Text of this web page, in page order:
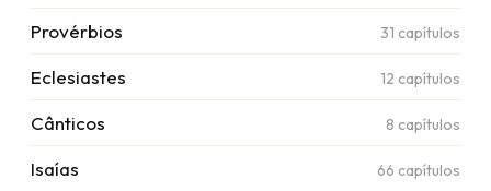
Provérbios 31 capítulos
Eclesiastes 12 capítulos
Cânticos 8 capítulos
Isaías 66 capítulos